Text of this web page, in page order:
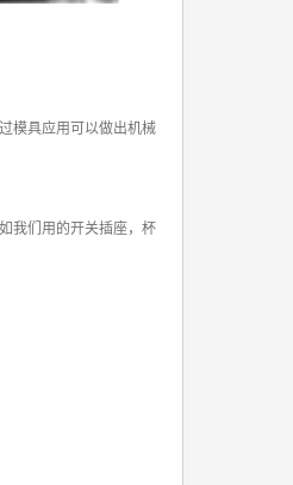
模具应用可以做出机械
我们用的开关插座，杯